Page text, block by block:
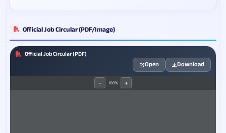
Official Job Circular (PDF/Image)
Official Job Circular (PDF)
Open Download
− 100% +